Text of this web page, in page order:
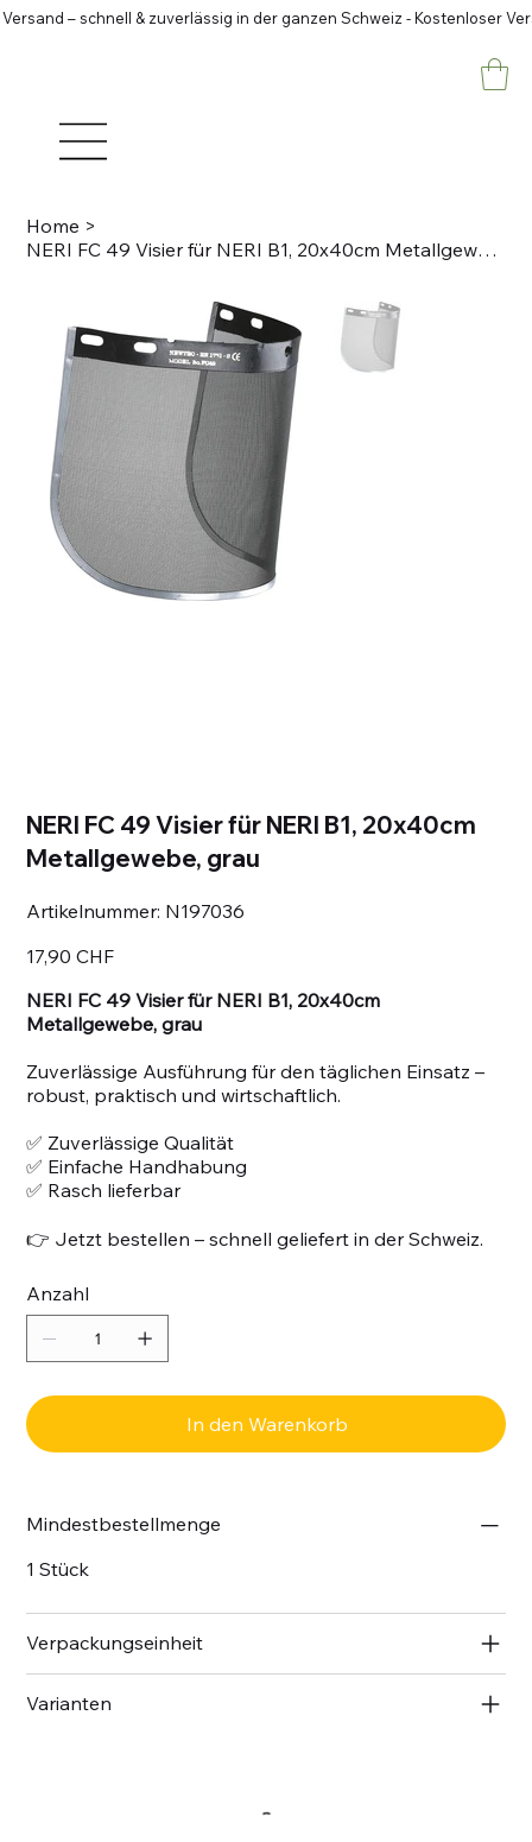
– schnell & zuverlässig in der ganzen Schweiz - Kostenloser
Home >
NERI FC 49 Visier für NERI B1, 20x40cm Metallgewebe, grau
NERI FC 49 Visier für NERI B1, 20x40cm
Metallgewebe, grau
Artikelnummer: Artikelnummer:
N197036
N197036
17,90 CHF
NERI FC 49 Visier für NERI B1, 20x40cm
Metallgewebe, grau
Zuverlässige Ausführung für den täglichen Einsatz –
robust, praktisch und wirtschaftlich.
✅ Zuverlässige Qualität
✅ Einfache Handhabung
✅ Rasch lieferbar
👉 Jetzt bestellen – schnell geliefert in der Schweiz.
Anzahl
In den Warenkorb
Mindestbestellmenge
1 Stück
Verpackungseinheit
Varianten